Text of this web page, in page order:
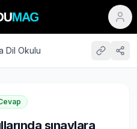
Dil Okulu
sınavlara